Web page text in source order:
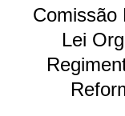
Comissão
Lei